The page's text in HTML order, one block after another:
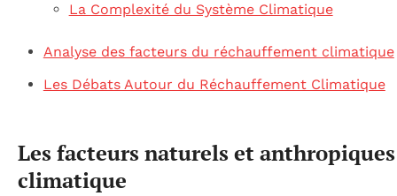
La Complexité du Système Climatique
Analyse des facteurs du réchauffement climatique
Les Débats Autour du Réchauffement Climatique
Les facteurs naturels et
climatique